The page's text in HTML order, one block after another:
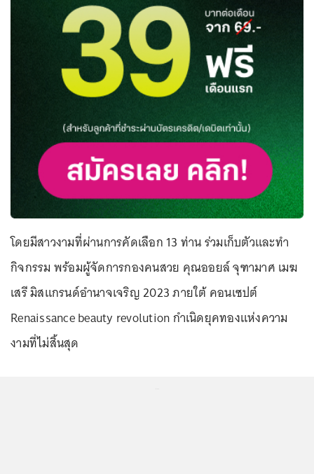
โดยมีสาวงามที่ผ่านการคัดเลือก 13 ท่าน ร่วมเก็บตัวและทำ
กิจกรรม พร้อมผู้จัดการกองคนสวย คุณออยล์ จุฑามาศ เมฆ
เสรี มิสแกรนด์อำนาจเจริญ 2023 ภายใต้ คอนเซปต์
Renaissance beauty revolution กำเนิดยุคทองแห่งความ
งามที่ไม่สิ้นสุด